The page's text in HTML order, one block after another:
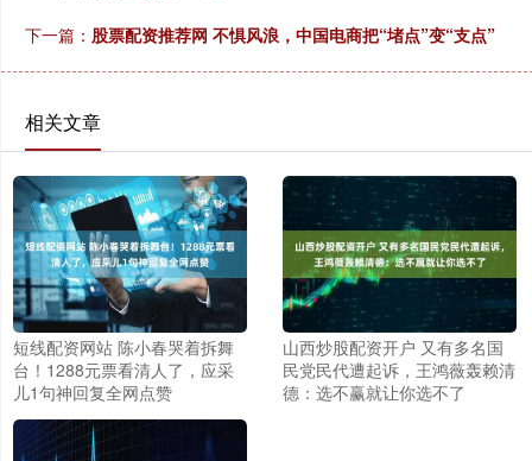
下一篇： 股票配资推荐网 不惧风浪，中国电商把“堵点”变“支点”
相关文章
短线配资网站 陈小春哭着拆舞
台！1288元票看清人了，应采
儿1句神回复全网点赞
山西炒股配资开户 又有多名国
民党民代遭起诉，王鸿薇轰赖清
德：选不赢就让你选不了